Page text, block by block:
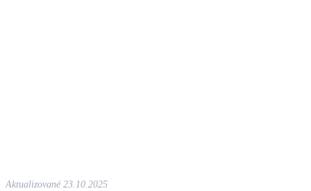
Aktualizované 23.10.2025